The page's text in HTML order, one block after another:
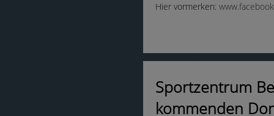
Hier vormerken:
Sportzentrum
kommenden